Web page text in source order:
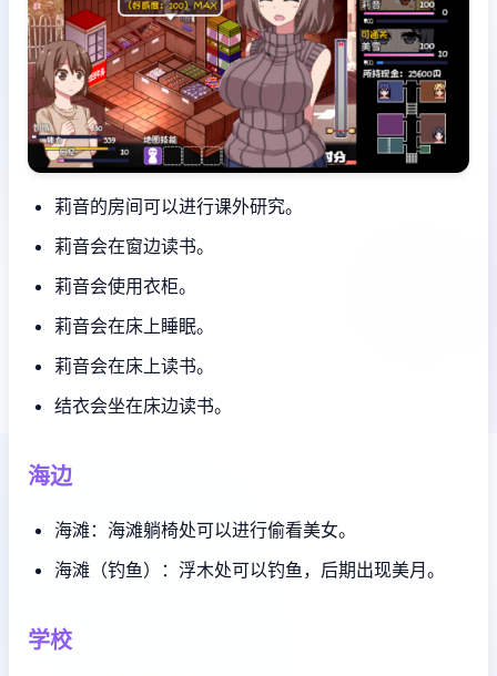
莉音的房间可以进行课外研究。
莉音会在窗边读书。
莉音会使用衣柜。
莉音会在床上睡眠。
莉音会在床上读书。
结衣会坐在床边读书。
海边
海滩：海滩躺椅处可以进行偷看美女。
海滩（钓鱼）：浮木处可以钓鱼，后期出现美月。
学校